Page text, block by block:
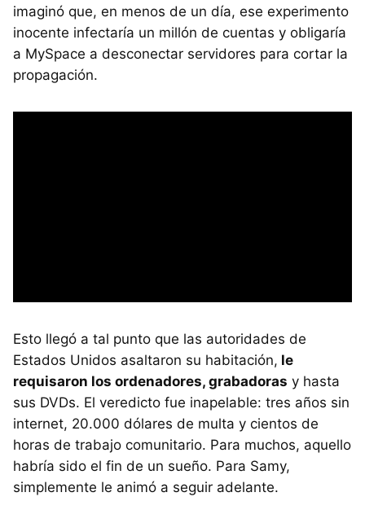
imaginó que, en menos de un día, ese experimento
inocente infectaría un millón de cuentas y obligaría
a MySpace a desconectar servidores para cortar la
propagación.
Esto llegó a tal punto que las autoridades de
Estados Unidos asaltaron su habitación, le
requisaron los ordenadores, grabadoras y hasta
sus DVDs. El veredicto fue inapelable: tres años sin
internet, 20.000 dólares de multa y cientos de
horas de trabajo comunitario. Para muchos, aquello
habría sido el fin de un sueño. Para Samy,
simplemente le animó a seguir adelante.